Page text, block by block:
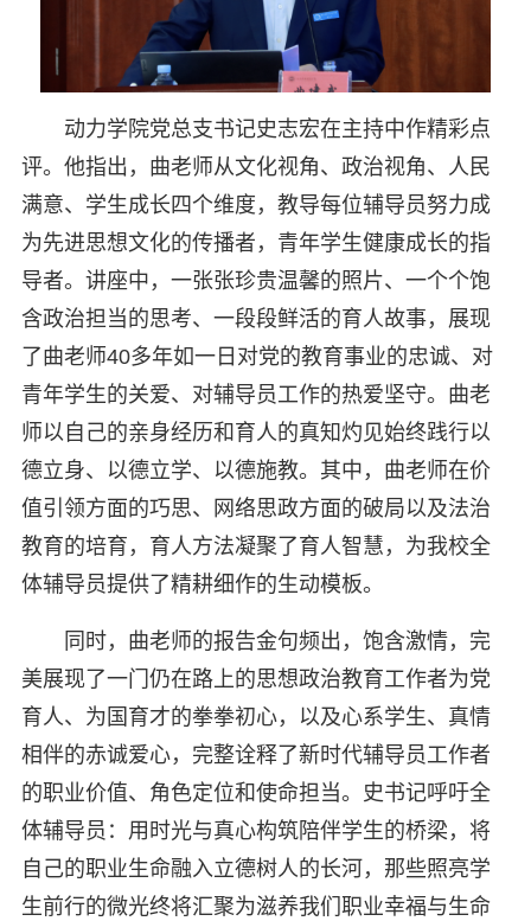
动力学院党总支书记史志宏在主持中作精彩点
评。他指出，曲老师从文化视角、政治视角、人民
满意、学生成长四个维度，教导每位辅导员努力成
为先进思想文化的传播者，青年学生健康成长的指
导者。讲座中，一张张珍贵温馨的照片、一个个饱
含政治担当的思考、一段段鲜活的育人故事，展现
了曲老师40多年如一日对党的教育事业的忠诚、对
青年学生的关爱、对辅导员工作的热爱坚守。曲老
师以自己的亲身经历和育人的真知灼见始终践行以
德立身、以德立学、以德施教。其中，曲老师在价
值引领方面的巧思、网络思政方面的破局以及法治
教育的培育，育人方法凝聚了育人智慧，为我校全
体辅导员提供了精耕细作的生动模板。
同时，曲老师的报告金句频出，饱含激情，完
美展现了一门仍在路上的思想政治教育工作者为党
育人、为国育才的拳拳初心，以及心系学生、真情
相伴的赤诚爱心，完整诠释了新时代辅导员工作者
的职业价值、角色定位和使命担当。史书记呼吁全
体辅导员：用时光与真心构筑陪伴学生的桥梁，将
自己的职业生命融入立德树人的长河，那些照亮学
生前行的微光终将汇聚为滋养我们职业幸福与生命